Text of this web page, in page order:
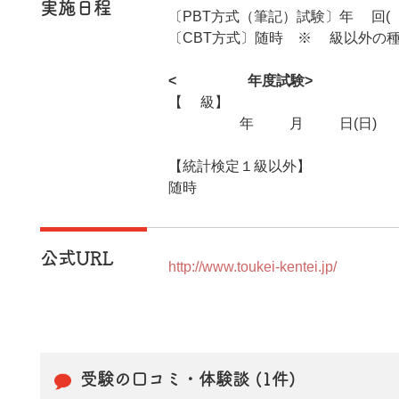
実施日程
〔PBT方式（筆記）試験〕年
〔CBT方式〕随時 ※1級以外の種
<2025年度試験>
【1級】
2025年11月16日(日)
【統計検定１級以外】
随時
公式URL http://www.toukei-kentei.jp/
受験の口コミ・体験談 (1件)